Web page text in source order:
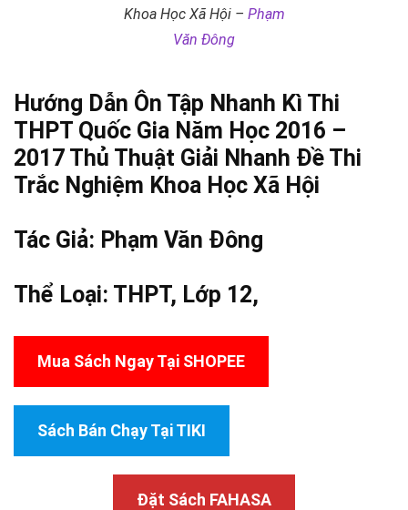
Khoa Học Xã Hội – Phạm
Văn Đông
Hướng Dẫn Ôn Tập Nhanh Kì Thi
THPT Quốc Gia Năm Học 2016 –
2017 Thủ Thuật Giải Nhanh Đề Thi
Trắc Nghiệm Khoa Học Xã Hội
Tác Giả: Phạm Văn Đông
Thể Loại: THPT, Lớp 12,
Mua Sách Ngay Tại SHOPEE
Sách Bán Chạy Tại TIKI
Đặt Sách FAHASA